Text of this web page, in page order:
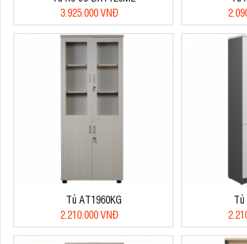
3.925.000 VNĐ
Tủ AT1960KG
2.210.000 VNĐ
Tủ